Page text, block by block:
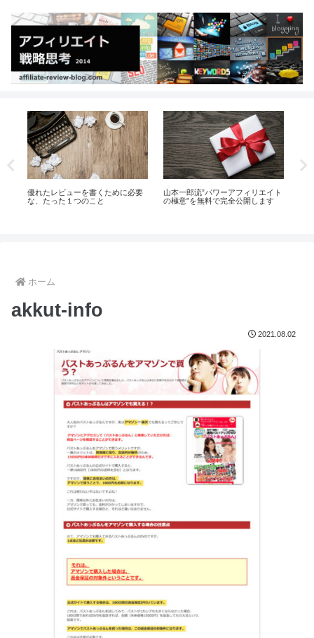
優れたレビューを書くために必要
な、たった１つのこと
山本一郎流”パワーアフィリエイト
の極意”を無料で完全公開します
ホーム
akkut-info
2021.08.02